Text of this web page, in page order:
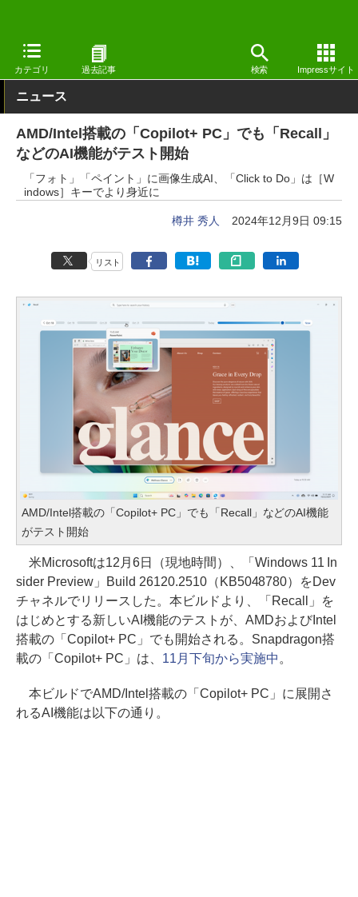
カテゴリ 過去記事 検索 Impressサイト
窓の杜 システム・ファイル Windows
ニュース
AMD/Intel搭載の「Copilot+ PC」でも「Recall」
などのAI機能がテスト開始
「フォト」「ペイント」に画像生成AI、「Click to Do」は［W
indows］キーでより身近に
樽井 秀人 2024年12月9日 09:15
リスト
AMD/Intel搭載の「Copilot+ PC」でも「Recall」などのAI機能
がテスト開始
米Microsoftは12月6日（現地時間）、「Windows 11 In
sider Preview」Build 26120.2510（KB5048780）をDev
チャネルでリリースした。本ビルドより、「Recall」を
はじめとする新しいAI機能のテストが、AMDおよびIntel
搭載の「Copilot+ PC」でも開始される。Snapdragon搭
載の「Copilot+ PC」は、 11月下旬から実施中 。
本ビルドでAMD/Intel搭載の「Copilot+ PC」に展開さ
れるAI機能は以下の通り。